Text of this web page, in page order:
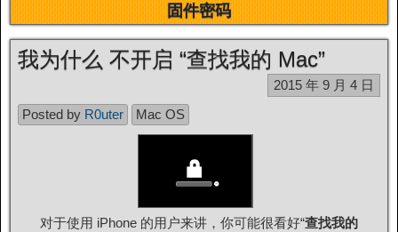
固件密码
我为什么 不开启 “查找我的 Mac”
2015 年 9 月 4 日
Posted by R0uter Mac OS
对于使用 iPhone 的用户来讲，你可能很看好“查找我的